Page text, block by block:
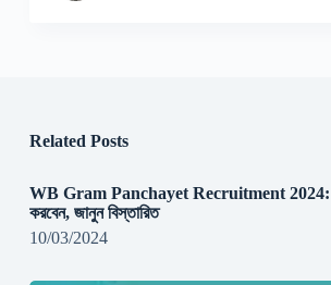
Related Posts
WB Gram Panchayet Recruitment 2024:
করবেন, জানুন বিস্তারিত
10/03/2024